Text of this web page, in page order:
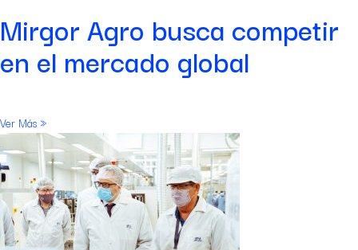
Mirgor Agro busca competir
en el mercado global
Ver Más »